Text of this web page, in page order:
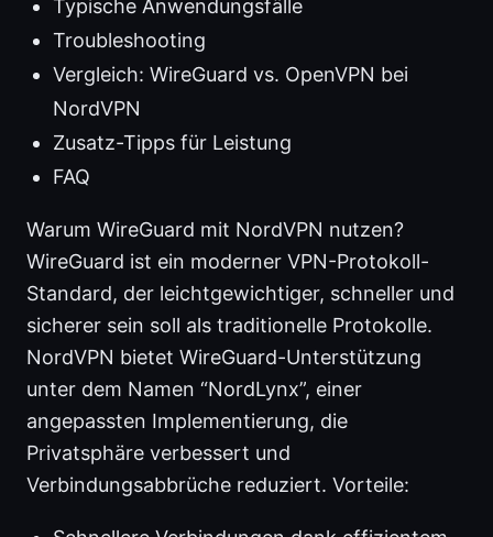
Typische Anwendungsfälle
Troubleshooting
Vergleich: WireGuard vs. OpenVPN bei
NordVPN
Zusatz-Tipps für Leistung
FAQ
Warum WireGuard mit NordVPN nutzen?
WireGuard ist ein moderner VPN-Protokoll-
Standard, der leichtgewichtiger, schneller und
sicherer sein soll als traditionelle Protokolle.
NordVPN bietet WireGuard-Unterstützung
unter dem Namen “NordLynx”, einer
angepassten Implementierung, die
Privatsphäre verbessert und
Verbindungsabbrüche reduziert. Vorteile: